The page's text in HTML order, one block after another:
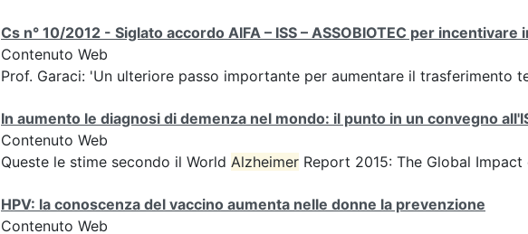
Cs n° 10/2012 - Siglato accordo AIFA – ISS – ASSOBIOTEC per
Contenuto Web
Prof. Garaci: 'Un ulteriore passo importante per aumentare il trasferimento
In aumento le diagnosi di demenza nel mondo: il punto in un convegno
Contenuto Web
Queste le stime secondo il World Alzheimer Report 2015: The Global
HPV: la conoscenza del vaccino aumenta nelle donne la prevenzione
Contenuto Web